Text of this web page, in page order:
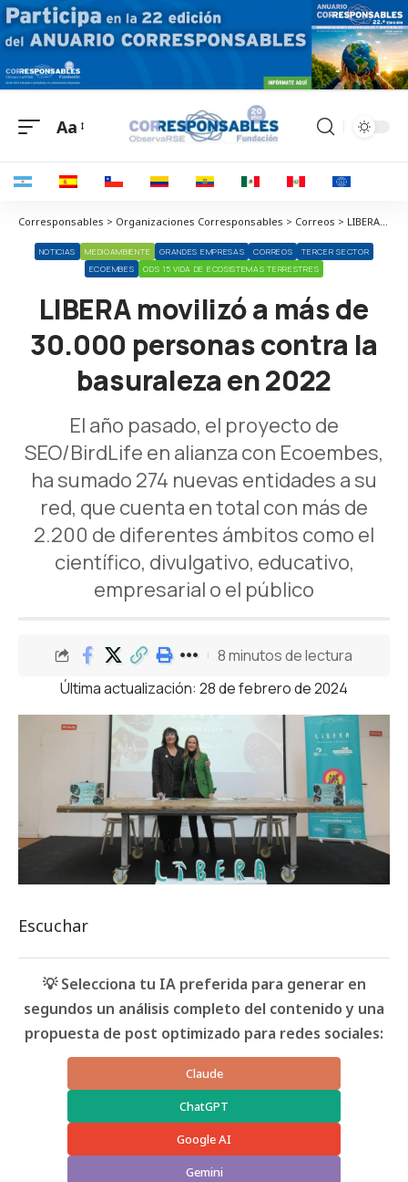
Aa
Corresponsables > Organizaciones Corresponsables > Correos > LIBERA movilizó a más de 30.000 personas contra la basuraleza en 2022
NOTICIAS MEDIOAMBIENTE GRANDES EMPRESAS CORREOS
TERCER SECTOR
ECOEMBES
ODS 15 VIDA DE ECOSISTEMAS TERRESTRES
LIBERA movilizó a más de
30.000 personas contra la
basuraleza en 2022
El año pasado, el proyecto de
SEO/BirdLife en alianza con Ecoembes,
ha sumado 274 nuevas entidades a su
red, que cuenta en total con más de
2.200 de diferentes ámbitos como el
científico, divulgativo, educativo,
empresarial o el público
Última actualización: 28 de febrero de 2024
8 minutos de lectura
Escuchar
💡 Selecciona tu IA preferida para generar en
segundos un análisis completo del contenido y una
propuesta de post optimizado para redes sociales:
Claude
ChatGPT
Google AI
Gemini